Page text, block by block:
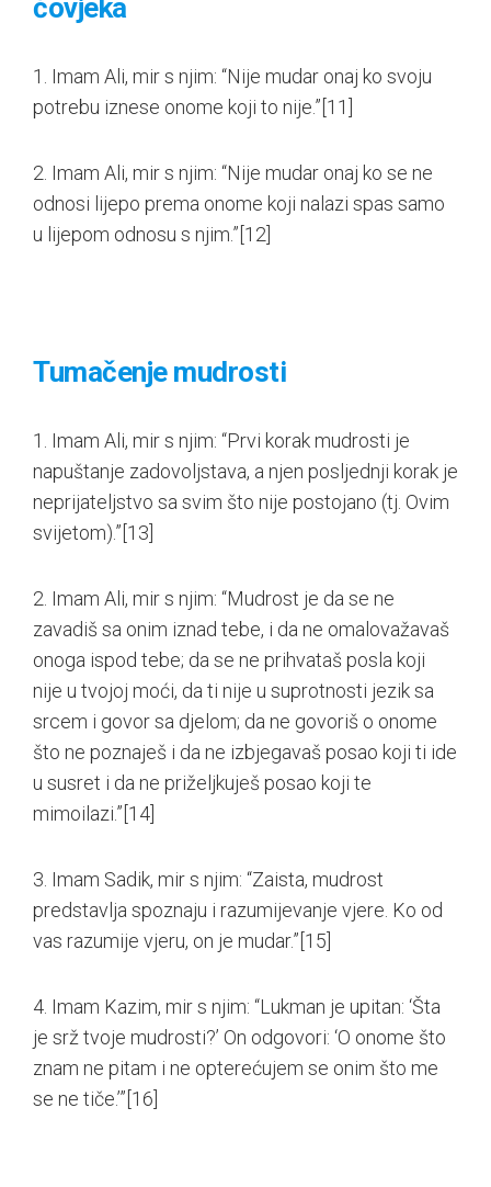
čovjeka
1. Imam Ali, mir s njim: “Nije mudar onaj ko svoju
potrebu iznese onome koji to nije.”[11]
2. Imam Ali, mir s njim: “Nije mudar onaj ko se ne
odnosi lijepo prema onome koji nalazi spas samo
u lijepom odnosu s njim.”[12]
Tumačenje mudrosti
1. Imam Ali, mir s njim: “Prvi korak mudrosti je
napuštanje zadovoljstava, a njen posljednji korak je
neprijateljstvo sa svim što nije postojano (tj. Ovim
svijetom).”[13]
2. Imam Ali, mir s njim: “Mudrost je da se ne
zavadiš sa onim iznad tebe, i da ne omalovažavaš
onoga ispod tebe; da se ne prihvataš posla koji
nije u tvojoj moći, da ti nije u suprotnosti jezik sa
srcem i govor sa djelom; da ne govoriš o onome
što ne poznaješ i da ne izbjegavaš posao koji ti ide
u susret i da ne priželjkuješ posao koji te
mimoilazi.”[14]
3. Imam Sadik, mir s njim: “Zaista, mudrost
predstavlja spoznaju i razumijevanje vjere. Ko od
vas razumije vjeru, on je mudar.”[15]
4. Imam Kazim, mir s njim: “Lukman je upitan: ‘Šta
je srž tvoje mudrosti?’ On odgovori: ‘O onome što
znam ne pitam i ne opterećujem se onim što me
se ne tiče.’”[16]